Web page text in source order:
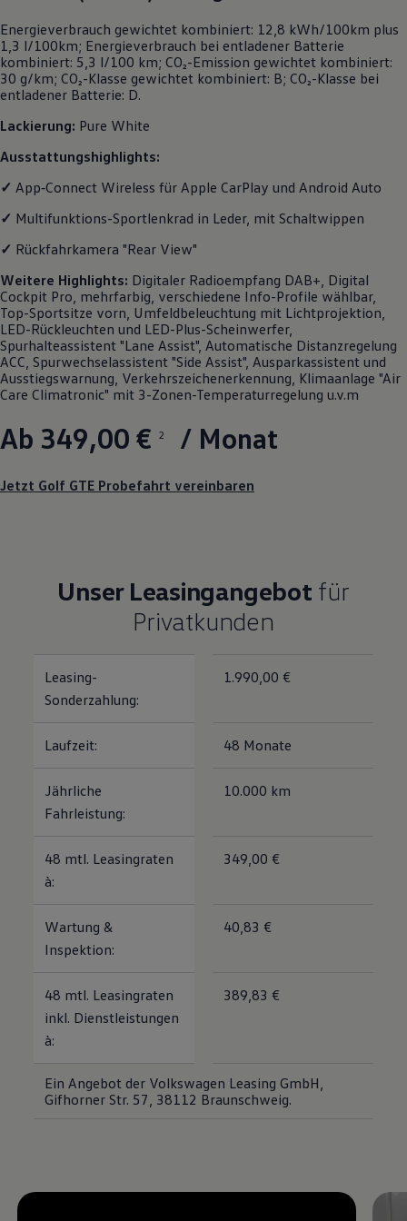
Räder und Reifen
Pannen- und Unfallhilfe
Economy Service
Volkswagen Teile
Zubehör
Schutz und Pflege
Entertainment und Elektronik
Wallbox und Ladekabel
Digitale Extras
Dienste für Ihr Modell finden
Volkswagen Apps, Login und Shop
Handy und Fahrzeug verbinden
Updates für Software, Karten und Radio
Über Ihr Auto
Vorgängermodelle
Kundeninformationen
Volkswagen Kundenbetreuung
Warn- und Kontrollleuchten
Assistenzsysteme
Digitale Betriebsanleitung
Lifestyle
Elektromobilität
Energieverbrauch gewichtet kombiniert: 12,8 kWh/100km plus
1,3 l/100km; Energieverbrauch bei entladener Batterie
kombiniert: 5,3 l/100 km; CO₂-Emission gewichtet kombiniert:
30 g/km; CO₂-Klasse gewichtet kombiniert: B; CO₂-Klasse bei
entladener Batterie: D.
Lackierung: Pure White
Ausstattungshighlights:
✓ App‑Connect Wireless für Apple CarPlay und Android Auto
✓ Multifunktions-Sportlenkrad in Leder, mit Schaltwippen
✓ Rückfahrkamera "Rear View"
Weitere Highlights: Digitaler Radioempfang DAB+, Digital
Cockpit Pro, mehrfarbig, verschiedene Info-Profile wählbar,
Top-Sportsitze vorn, Umfeldbeleuchtung mit Lichtprojektion,
LED-Rückleuchten und LED-Plus-Scheinwerfer,
Spurhalteassistent "Lane Assist", Automatische Distanzregelung
ACC, Spurwechselassistent "Side Assist", Ausparkassistent und
Ausstiegswarnung, Verkehrszeichenerkennung, Klimaanlage "Air
Care Climatronic" mit 3-Zonen-Temperaturregelung u.v.m
Ab 349,00 € 2 / Monat
Jetzt Golf GTE Probefahrt vereinbaren
Unser Leasingangebot für
Privatkunden
Leasing-
Sonderzahlung:
1.990,00 €
Laufzeit: 48 Monate
Jährliche
Fahrleistung:
10.000 km
48 mtl. Leasingraten
à:
349,00 €
Wartung &
Inspektion:
40,83 €
48 mtl. Leasingraten
inkl. Dienstleistungen
à:
389,83 €
Ein Angebot der Volkswagen Leasing GmbH,
Gifhorner Str. 57, 38112 Braunschweig.